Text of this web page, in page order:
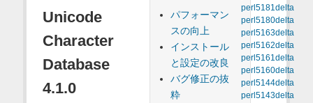
perl5181delta
perl5180delta
perl5163delta
perl5162delta
perl5161delta
perl5160delta
perl5144delta
perl5143delta
パフォーマン
スの向上
インストール
と設定の改良
バグ修正の抜
粋
Unicode
Character
Database
4.1.0